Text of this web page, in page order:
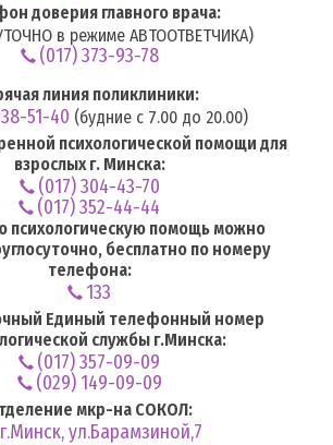
доверия главного врача:
в режиме АВТООТВЕТЧИКА)
(017) 373-93-78
линия поликлиники:
51-40 (будние с 7.00 до 20.00)
психологической помощи для
взрослых г. Минска:
(017) 304-43-70
(017) 352-44-44
психологическую помощь можно
бесплатно по номеру
телефона:
133
Единый телефонный номер
службы г.Минска:
(017) 357-09-09
(029) 149-09-09
мкр-на СОКОЛ:
г.Минск, ул.Барамзиной,7